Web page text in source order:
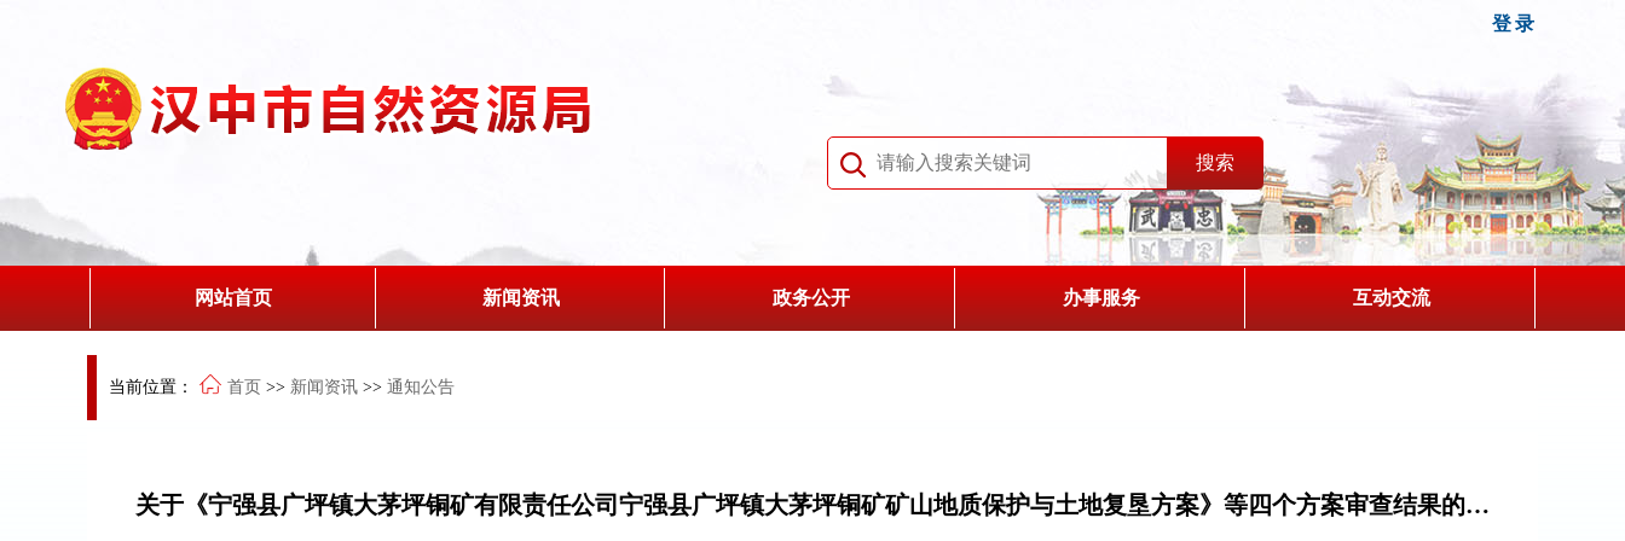
登录
网站首页 新闻资讯 政务公开 办事服务 互动交流
当前位置： 首页 >> 新闻资讯 >> 通知公告
关于《宁强县广坪镇大茅坪铜矿有限责任公司宁强县广坪镇大茅坪铜矿矿山地质保护与土地复垦方案》等四个方案审查结果的公示